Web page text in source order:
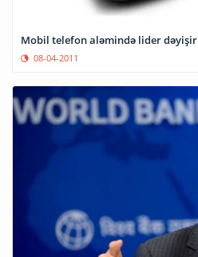
Mobil telefon aləmində lider dəyişir
08-04-2011